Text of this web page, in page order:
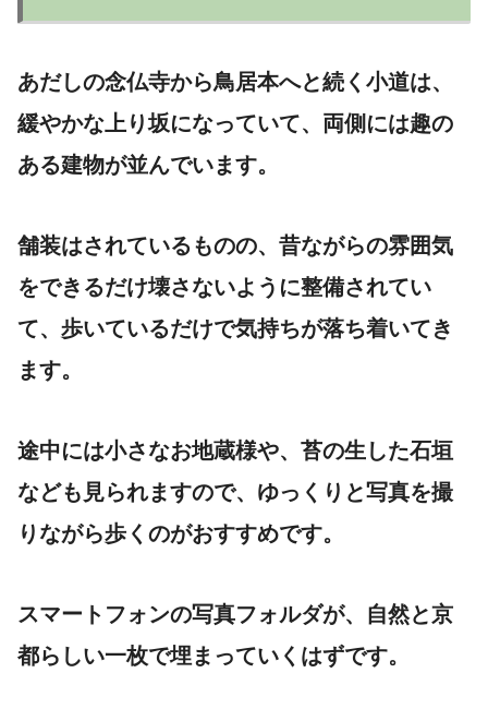
あだしの念仏寺から鳥居本へと続く小道は、
緩やかな上り坂になっていて、両側には趣の
ある建物が並んでいます。
舗装はされているものの、昔ながらの雰囲気
をできるだけ壊さないように整備されてい
て、歩いているだけで気持ちが落ち着いてき
ます。
途中には小さなお地蔵様や、苔の生した石垣
なども見られますので、ゆっくりと写真を撮
りながら歩くのがおすすめです。
スマートフォンの写真フォルダが、自然と京
都らしい一枚で埋まっていくはずです。